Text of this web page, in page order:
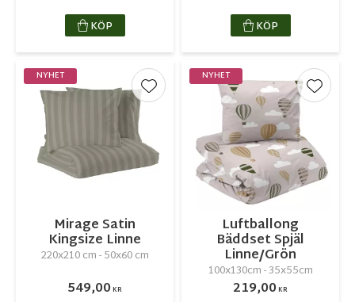
KÖP KÖP
Mirage Satin
Kingsize Linne
220x210 cm - 50x60 cm
549,00KR
NYHET
Lägg till i favoriter
Luftballong
Bäddset Spjäl
Linne/Grön
100x130cm - 35x55cm
219,00KR
NYHET
Lägg